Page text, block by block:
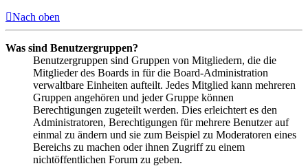
Nach oben
Was sind Benutzergruppen?
Benutzergruppen sind Gruppen von Mitgliedern, die die
Mitglieder des Boards in für die Board-Administration
verwaltbare Einheiten aufteilt. Jedes Mitglied kann mehreren
Gruppen angehören und jeder Gruppe können
Berechtigungen zugeteilt werden. Dies erleichtert es den
Administratoren, Berechtigungen für mehrere Benutzer auf
einmal zu ändern und sie zum Beispiel zu Moderatoren eines
Bereichs zu machen oder ihnen Zugriff zu einem
nichtöffentlichen Forum zu geben.